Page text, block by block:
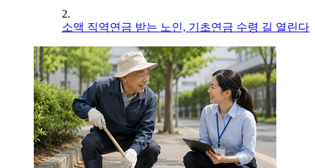
2.
소액 직역연금 받는 노인, 기초연금 수령 길 열린다